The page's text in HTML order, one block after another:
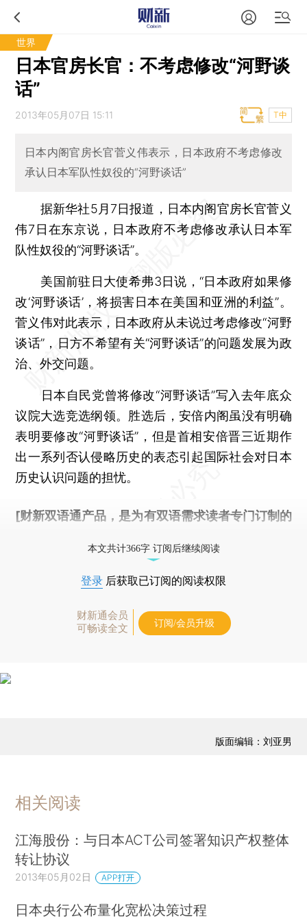
世界
日本官房长官：不考虑修改“河野谈
话”
2013年05月07日 15:11 T中
日本内阁官房长官菅义伟表示，日本政府不考虑修改
承认日本军队性奴役的“河野谈话”
据新华社5月7日报道，日本内阁官房长官菅义
伟7日在东京说，日本政府不考虑修改承认日本军
队性奴役的“河野谈话”。
美国前驻日大使希弗3日说，“日本政府如果修
改‘河野谈话’，将损害日本在美国和亚洲的利益”。
菅义伟对此表示，日本政府从未说过考虑修改“河野
谈话”，日方不希望有关“河野谈话”的问题发展为政
治、外交问题。
日本自民党曾将修改“河野谈话”写入去年底众
议院大选竞选纲领。胜选后，安倍内阁虽没有明确
表明要修改“河野谈话”，但是首相安倍晋三近期作
出一系列否认侵略历史的表态引起国际社会对日本
历史认识问题的担忧。
[财新双语通产品，是为有双语需求读者专门订制的
本文共计366字 订阅后继续阅读
登录 后获取已订阅的阅读权限
财新通会员
可畅读全文
订阅/会员升级
版面编辑：刘亚男
相关阅读
江海股份：与日本ACT公司签署知识产权整体
转让协议
2013年05月02日 APP打开
日本央行公布量化宽松决策过程